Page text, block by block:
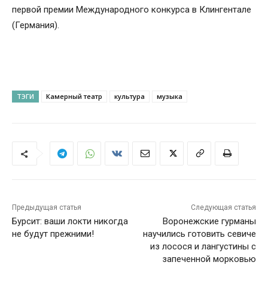
первой премии Международного конкурса в Клингентале
(Германия).
ТЭГИ Камерный театр культура музыка
Предыдущая статья
Бурсит: ваши локти никогда
не будут прежними!
Следующая статья
Воронежские гурманы
научились готовить севиче
из лосося и лангустины с
запеченной морковью